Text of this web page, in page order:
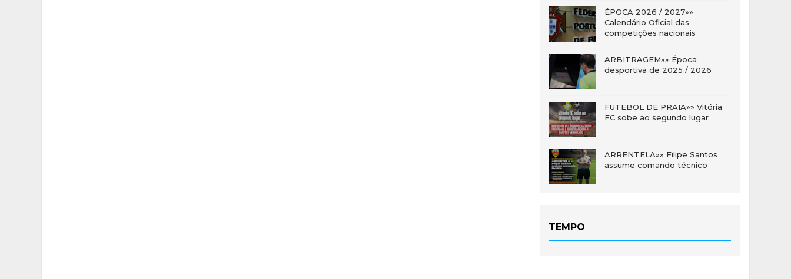
ÉPOCA 2026 / 2027»»
Calendário Oficial das
competições nacionais
ARBITRAGEM»» Época
desportiva de 2025 / 2026
FUTEBOL DE PRAIA»» Vitória
FC sobe ao segundo lugar
ARRENTELA»» Filipe Santos
assume comando técnico
TEMPO